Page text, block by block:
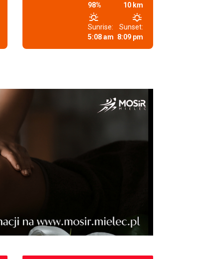
98%
10 km
Sunrise:
5:08 am
Sunset:
8:09 pm